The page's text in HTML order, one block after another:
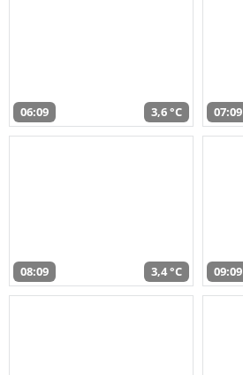
06:09 3,6 °C 07:09
08:09 3,4 °C 09:09